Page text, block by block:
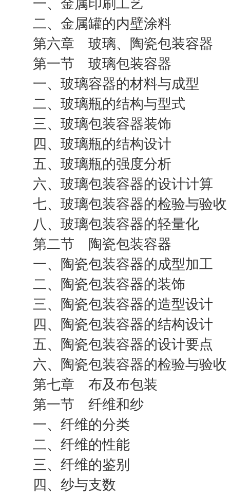
一、金属印刷工艺
二、金属罐的内壁涂料
第六章 玻璃、陶瓷包装容器
第一节 玻璃包装容器
一、玻璃容器的材料与成型
二、玻璃瓶的结构与型式
三、玻璃包装容器装饰
四、玻璃瓶的结构设计
五、玻璃瓶的强度分析
六、玻璃包装容器的设计计算
七、玻璃包装容器的检验与验收
八、玻璃包装容器的轻量化
第二节 陶瓷包装容器
一、陶瓷包装容器的成型加工
二、陶瓷包装容器的装饰
三、陶瓷包装容器的造型设计
四、陶瓷包装容器的结构设计
五、陶瓷包装容器的设计要点
六、陶瓷包装容器的检验与验收
第七章 布及布包装
第一节 纤维和纱
一、纤维的分类
二、纤维的性能
三、纤维的鉴别
四、纱与支数